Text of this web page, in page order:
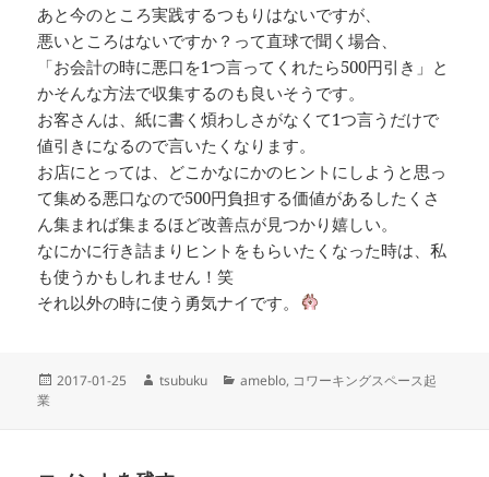
あと今のところ実践するつもりはないですが、
悪いところはないですか？って直球で聞く場合、
「お会計の時に悪口を1つ言ってくれたら500円引き」と
かそんな方法で収集するのも良いそうです。
お客さんは、紙に書く煩わしさがなくて1つ言うだけで
値引きになるので言いたくなります。
お店にとっては、どこかなにかのヒントにしようと思っ
て集める悪口なので500円負担する価値があるしたくさ
ん集まれば集まるほど改善点が見つかり嬉しい。
なにかに行き詰まりヒントをもらいたくなった時は、私
も使うかもしれません！笑
それ以外の時に使う勇気ナイです。
投
2017-01-25
作
tsubuku
カ
ameblo, コワーキングスペース起
業